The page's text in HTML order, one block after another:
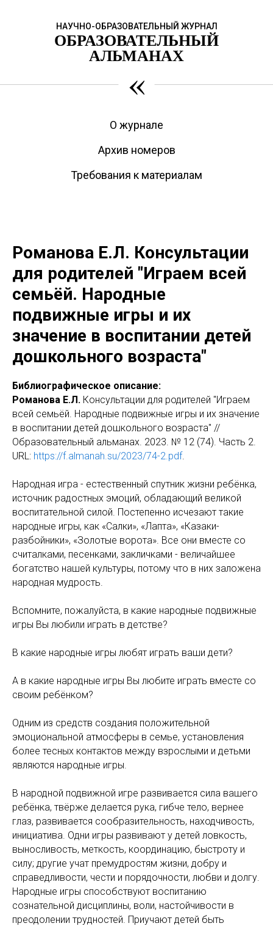
НАУЧНО-ОБРАЗОВАТЕЛЬНЫЙ ЖУРНАЛ
ОБРАЗОВАТЕЛЬНЫЙ
АЛЬМАНАХ
«
О журнале
Архив номеров
Требования к материалам
Романова Е.Л. Консультации
для родителей "Играем всей
семьёй. Народные
подвижные игры и их
значение в воспитании детей
дошкольного возраста"
Библиографическое описание:
Романова Е.Л. Консультации для родителей "Играем
всей семьёй. Народные подвижные игры и их значение
в воспитании детей дошкольного возраста" //
Образовательный альманах. 2023. № 12 (74). Часть 2.
URL: https://f.almanah.su/2023/74-2.pdf.
Народная игра - естественный спутник жизни ребёнка,
источник радостных эмоций, обладающий великой
воспитательной силой. Постепенно исчезают такие
народные игры, как «Салки», «Лапта», «Казаки-
разбойники», «Золотые ворота». Все они вместе со
считалками, песенками, закличками - величайшее
богатство нашей культуры, потому что в них заложена
народная мудрость.
Вспомните, пожалуйста, в какие народные подвижные
игры Вы любили играть в детстве?
В какие народные игры любят играть ваши дети?
А в какие народные игры Вы любите играть вместе со
своим ребёнком?
Одним из средств создания положительной
эмоциональной атмосферы в семье, установления
более тесных контактов между взрослыми и детьми
являются народные игры.
В народной подвижной игре развивается сила вашего
ребёнка, твёрже делается рука, гибче тело, вернее
глаз, развивается сообразительность, находчивость,
инициатива. Одни игры развивают у детей ловкость,
выносливость, меткость, координацию, быстроту и
силу; другие учат премудростям жизни, добру и
справедливости, чести и порядочности, любви и долгу.
Народные игры способствуют воспитанию
сознательной дисциплины, воли, настойчивости в
преодолении трудностей. Приучают детей быть